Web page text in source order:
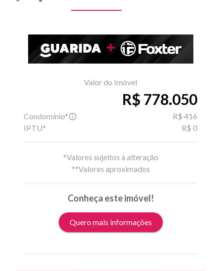
Valor do Imóvel
R$ 778.050
Condomínio*
R$ 416
IPTU*
R$ 0
*Valores sujeitos à alteração
**Valores aproximados
Conheça este imóvel!
Quero mais informações